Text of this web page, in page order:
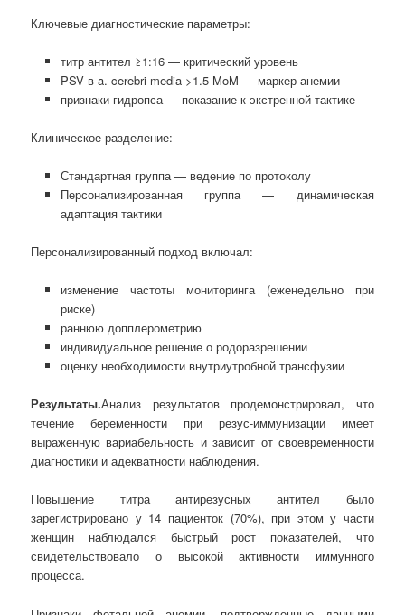
Ключевые диагностические параметры:
титр антител ≥1:16 — критический уровень
PSV в a. cerebri media >1.5 MoM — маркер анемии
признаки гидропса — показание к экстренной тактике
Клиническое разделение:
Стандартная группа — ведение по протоколу
Персонализированная группа — динамическая
адаптация тактики
Персонализированный подход включал:
изменение частоты мониторинга (еженедельно при
риске)
раннюю допплерометрию
индивидуальное решение о родоразрешении
оценку необходимости внутриутробной трансфузии
Результаты.Анализ результатов продемонстрировал, что
течение беременности при резус-иммунизации имеет
выраженную вариабельность и зависит от своевременности
диагностики и адекватности наблюдения.
Повышение титра антирезусных антител было
зарегистрировано у 14 пациенток (70%), при этом у части
женщин наблюдался быстрый рост показателей, что
свидетельствовало о высокой активности иммунного
процесса.